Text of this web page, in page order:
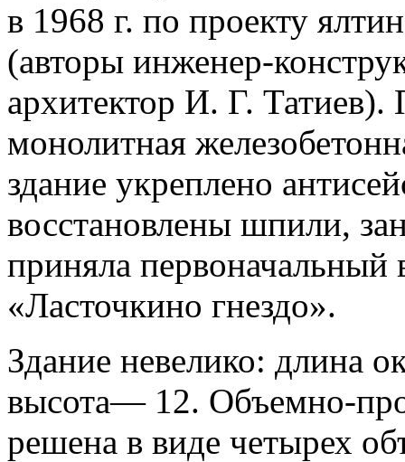
в 1968 г. по проекту
(авторы инженер-
архитектор И. Г. Татиев).
монолитная
здание укреплено
восстановлены шпили,
приняла первоначальный
«Ласточкино гнездо».
Здание невелико: длина
высота— 12. Объемно-
решена в виде четырех